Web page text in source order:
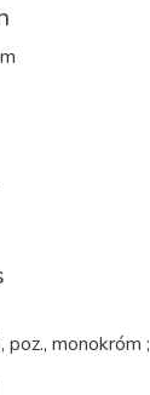
monokróm ;